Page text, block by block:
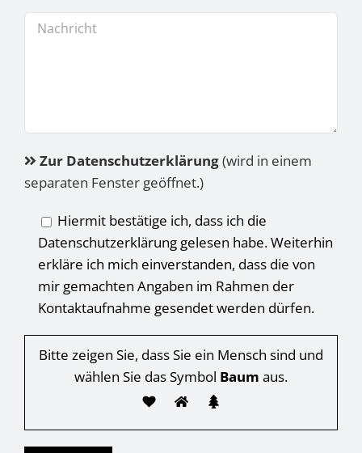
Zur Datenschutzerklärung(wird in einem
separaten Fenster geöffnet.)
Hiermit bestätige ich, dass ich die
Datenschutzerklärung gelesen habe. Weiterhin
erkläre ich mich einverstanden, dass die von
mir gemachten Angaben im Rahmen der
Kontaktaufnahme gesendet werden dürfen.
Bitte zeigen Sie, dass Sie ein Mensch sind und
wählen Sie das Symbol Baum aus.